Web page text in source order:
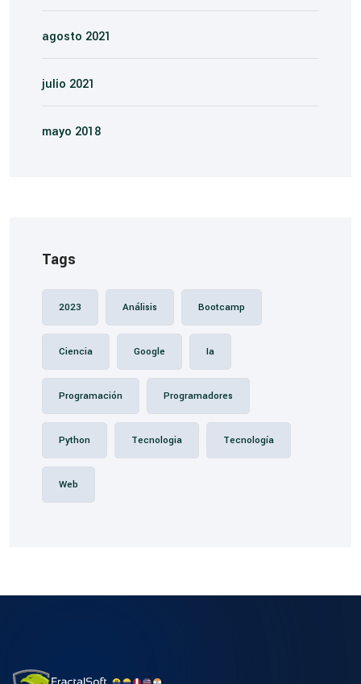
agosto 2021
julio 2021
mayo 2018
Tags
2023 Análisis Bootcamp
Ciencia Google Ia
Programación Programadores
Python Tecnologia Tecnología
Web